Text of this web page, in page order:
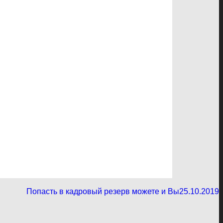
Попасть в кадровый резерв можете и Вы25.10.2019